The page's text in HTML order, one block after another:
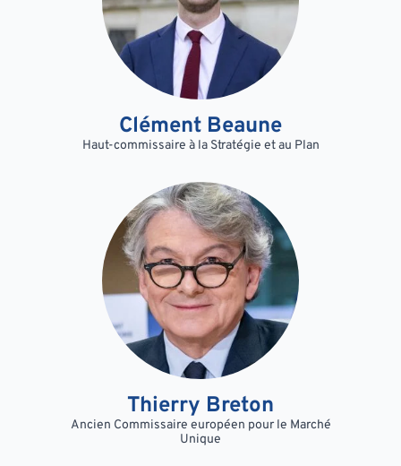
Clément Beaune
Haut-commissaire à la Stratégie et au Plan
Thierry Breton
Ancien Commissaire européen pour le Marché
Unique